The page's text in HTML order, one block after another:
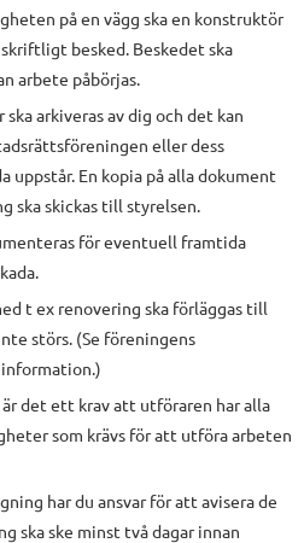
på en vägg ska en konstruktör
besked. Beskedet ska
arbete påbörjas.
arkiveras av dig och det kan
eller dess
uppstår. En kopia på alla dokument
ska skickas till styrelsen.
för eventuell framtida
t ex renovering ska förläggas till
störs. (Se föreningens
det ett krav att utföraren har alla
som krävs för att utföra arbeten
har du ansvar för att avisera de
ska ske minst två dagar innan